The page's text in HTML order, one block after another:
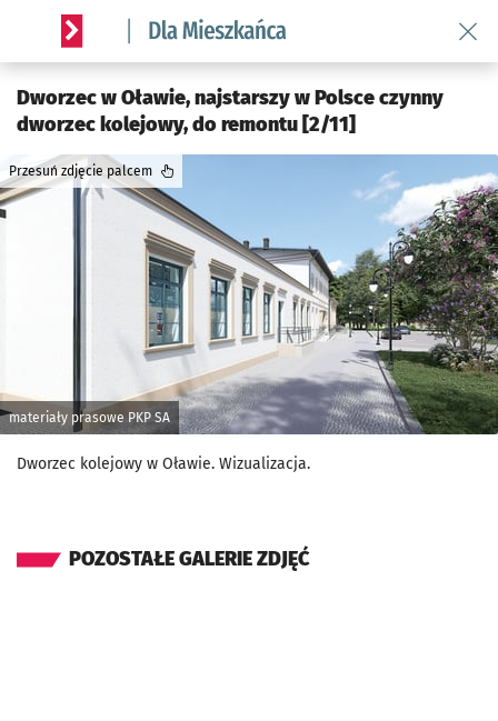
Serwis informacyjny wroclaw.pl podserwis: Dla mieszkańca
Dworzec w Oławie, najstarszy w Polsce czynny
dworzec kolejowy, do remontu [2/11]
materiały prasowe PKP SA
Przesuń zdjęcie palcem
Dworzec kolejowy w Oławie. Wizualizacja.
POZOSTAŁE GALERIE ZDJĘĆ